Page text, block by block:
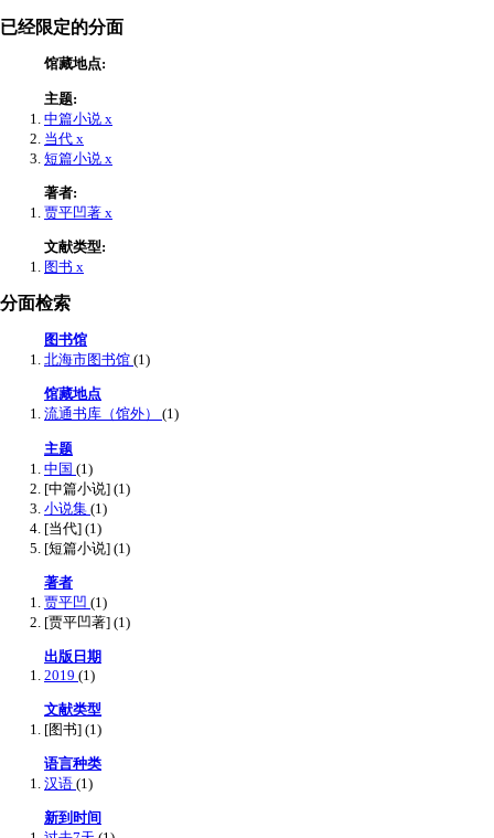
已经限定的分面
馆藏地点:
主题:
中篇小说 x
当代 x
短篇小说 x
著者:
贾平凹著 x
文献类型:
图书 x
分面检索
图书馆
北海市图书馆 (1)
馆藏地点
流通书库（馆外） (1)
主题
中国 (1)
[中篇小说] (1)
小说集 (1)
[当代] (1)
[短篇小说] (1)
著者
贾平凹 (1)
[贾平凹著] (1)
出版日期
2019 (1)
文献类型
[图书] (1)
语言种类
汉语 (1)
新到时间